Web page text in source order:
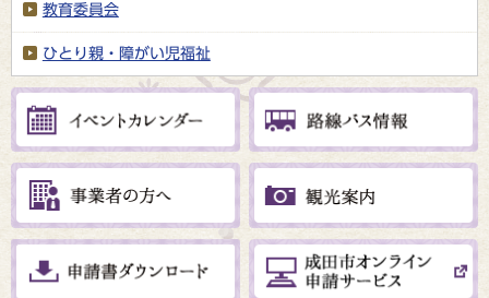
教育委員会
ひとり親・障がい児福祉